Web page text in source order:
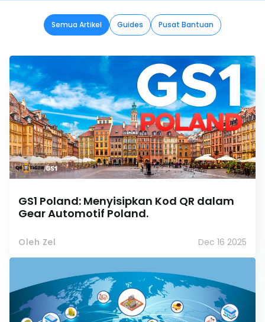
Semua Artikel Guides Pusat Bantuan
GS1 Poland: Menyisipkan Kod QR dalam
Gear Automotif Poland.
Oleh Zel Dec 16 2025